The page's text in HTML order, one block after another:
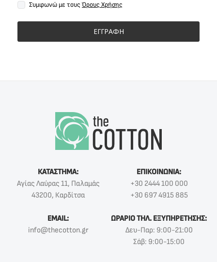
Συμφωνώ με τους Όρους Χρήσης
ΕΓΓΡΑΦΗ
ΚΑΤΑΣΤΗΜΑ:
Αγίας Λαύρας 11, Παλαμάς
43200, Καρδίτσα
ΕΠΙΚΟΙΝΩΝΙΑ:
+30 2444 100 000
+30 697 4915 885
EMAIL:
info@thecotton.gr
ΩΡΑΡΙΟ ΤΗΛ. ΕΞΥΠΗΡΕΤΗΣΗΣ:
Δευ-Παρ: 9:00-21:00
Σάβ: 9:00-15:00